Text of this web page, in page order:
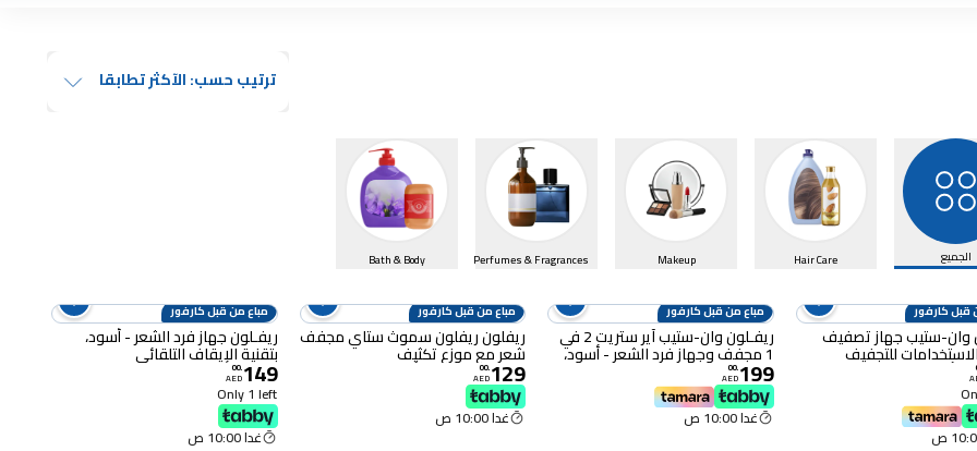
ترتيب حسب: الآكثر تطابقا
الجميع Hair Care
Makeup
Perfumes & Fragrances
Bath & Body
قبل كارفور
وان-ستيب جهاز تصفيف
للتجفيف
بالفرشاة - أسود، مع 5 رؤوس قابلة
مباع من قبل كارفور
ريفـلون وان-ستيب آير ستريت 2 في
1 مجفف وجهاز فرد الشعر - أسود،
بتقنية توقف الهواء
RVDR5330ARB
199
.
00
AED
غدا 10:00 ص
مباع من قبل كارفور
ريفلون ريفلون سموث ستاي مجفف
شعر مع موزع تكثيف
إعدادان للسرعة
129
.
00
AED
غدا 10:00 ص
مباع من قبل كارفور
ريفـلون جهاز فرد الشعر - أسود،
بتقنية الإيقاف التلقائي
RVST2175ARB1
149
.
00
AED
Only 1 left
غدا 10:00 ص